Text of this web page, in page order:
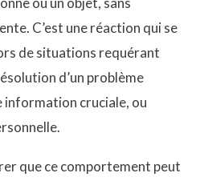
C’est une réaction qui se
de situations requérant
d’un problème
information cruciale, ou
que ce comportement peut